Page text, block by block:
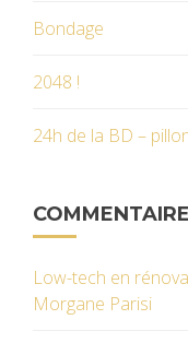
Bondage
2048 !
24h de la BD –
Low-tech en
Morgane Parisi